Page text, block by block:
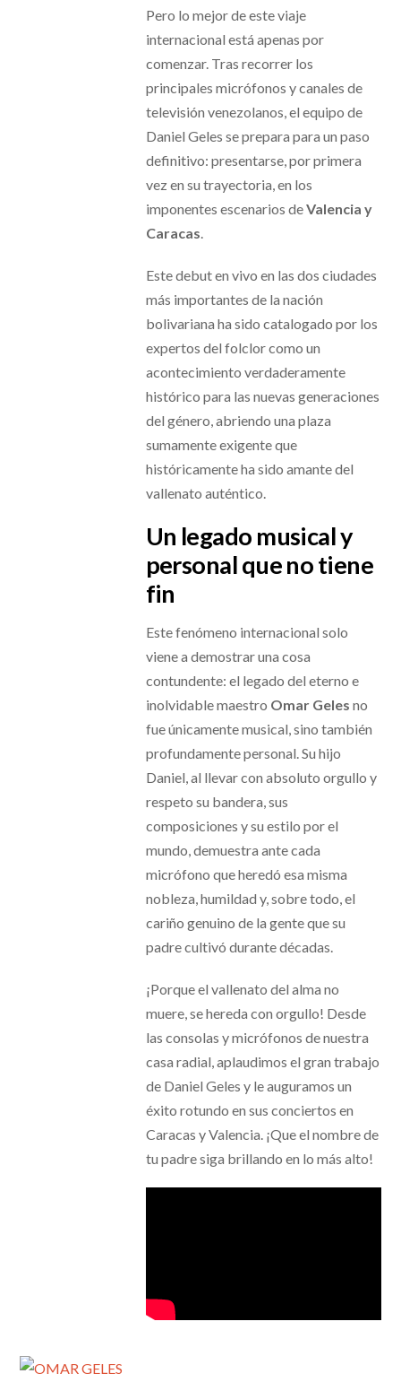
Pero lo mejor de este viaje
internacional está apenas por
comenzar. Tras recorrer los
principales micrófonos y canales de
televisión venezolanos, el equipo de
Daniel Geles se prepara para un paso
definitivo: presentarse, por primera
vez en su trayectoria, en los
imponentes escenarios deValencia y
Caracas.
Este debut en vivo en las dos ciudades
más importantes de la nación
bolivariana ha sido catalogado por los
expertos del folclor como un
acontecimiento verdaderamente
histórico para las nuevas generaciones
del género, abriendo una plaza
sumamente exigente que
históricamente ha sido amante del
vallenato auténtico.
Un legado musical y
personal que no tiene
fin
Este fenómeno internacional solo
viene a demostrar una cosa
contundente: el legado del eterno e
inolvidable maestro Omar Geles no
fue únicamente musical, sino también
profundamente personal. Su hijo
Daniel, al llevar con absoluto orgullo y
respeto su bandera, sus
composiciones y su estilo por el
mundo, demuestra ante cada
micrófono que heredó esa misma
nobleza, humildad y, sobre todo, el
cariño genuino de la gente que su
padre cultivó durante décadas.
¡Porque el vallenato del alma no
muere, se hereda con orgullo! Desde
las consolas y micrófonos de nuestra
casa radial, aplaudimos el gran trabajo
de Daniel Geles y le auguramos un
éxito rotundo en sus conciertos en
Caracas y Valencia. ¡Que el nombre de
tu padre siga brillando en lo más alto!